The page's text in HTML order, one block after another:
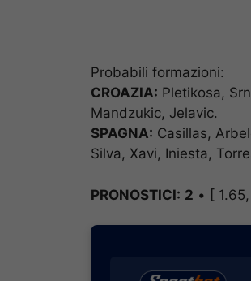
Probabili formazioni:
CROAZIA: Pletikosa,
Mandzukic, Jelavic.
SPAGNA: Casillas,
Silva, Xavi, Iniesta,
PRONOSTICI: 2 • [ 1.65,